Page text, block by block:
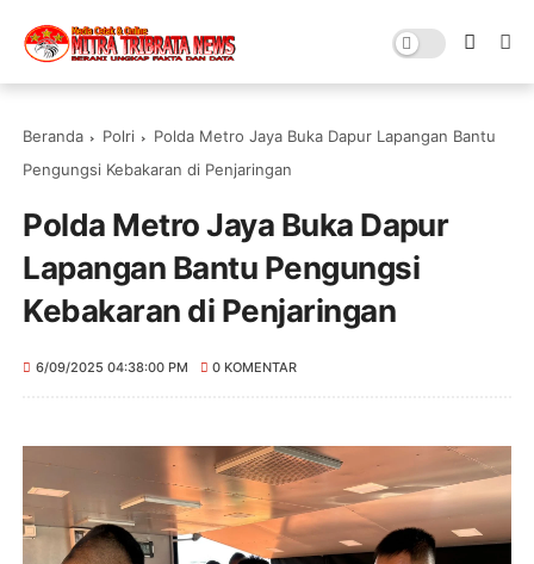
Beranda Polri
Polda Metro Jaya Buka Dapur Lapangan Bantu
Pengungsi Kebakaran di Penjaringan
Polda Metro Jaya Buka Dapur
Lapangan Bantu Pengungsi
Kebakaran di Penjaringan
6/09/2025 04:38:00 PM 0 KOMENTAR